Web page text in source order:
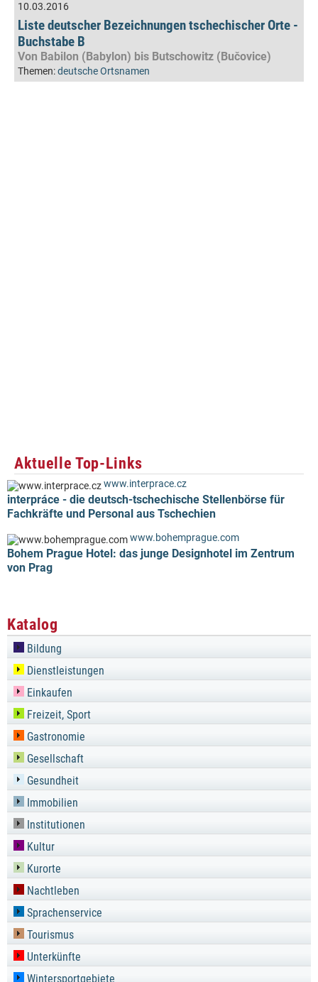
10.03.2016
Liste deutscher Bezeichnungen tschechischer Orte -
Buchstabe B
Von Babilon (Babylon) bis Butschowitz (Bučovice)
Themen:deutsche Ortsnamen
Aktuelle Top-Links
www.interprace.cz
interpráce - die deutsch-tschechische Stellenbörse für
Fachkräfte und Personal aus Tschechien
www.bohemprague.com
Bohem Prague Hotel: das junge Designhotel im Zentrum
von Prag
Katalog
Bildung
Dienstleistungen
Einkaufen
Freizeit, Sport
Gastronomie
Gesellschaft
Gesundheit
Immobilien
Institutionen
Kultur
Kurorte
Nachtleben
Sprachenservice
Tourismus
Unterkünfte
Wintersportgebiete